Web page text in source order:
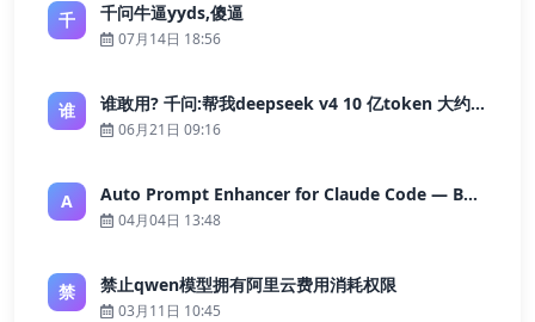
千 千问牛逼yyds,傻逼
07月14日 18:56
谁 谁敢用? 千问:帮我deepseek v4 10 亿token 大约多少花费 ?
06月21日 09:16
A Auto Prompt Enhancer for Claude Code — Building a Highly Reliable AI Programming Workflow
04月04日 13:48
禁 禁止qwen模型拥有阿里云费用消耗权限
03月11日 10:45